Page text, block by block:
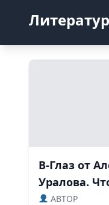
В-Глаз от
Уралова.
ABTOP